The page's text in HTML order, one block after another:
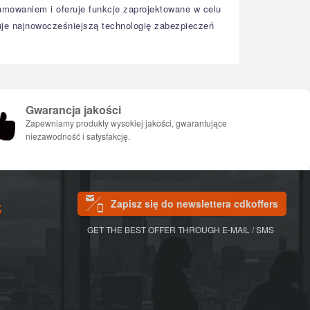
i oferuje funkcje zaprojektowane w celu
najnowocześniejszą technologię zabezpieczeń
Gwarancja jakości
Zapewniamy produkty wysokiej jakości, gwarantujące
niezawodność i satysfakcję.
Zapisz się do newslettera cdkoffers
GET THE BEST OFFER THROUGH E-MAIL / SMS